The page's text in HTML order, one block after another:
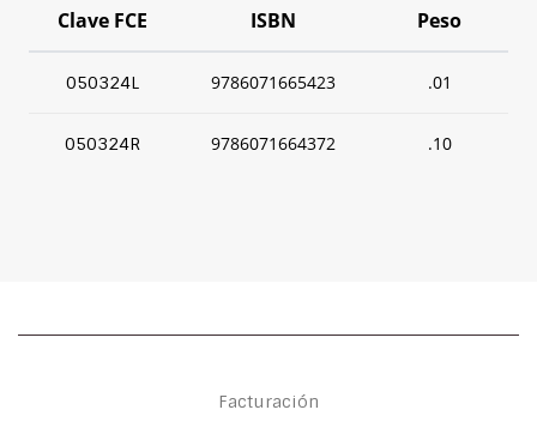
Clave FCE ISBN Peso
050324L 9786071665423 .01
050324R 9786071664372 .10
Facturación